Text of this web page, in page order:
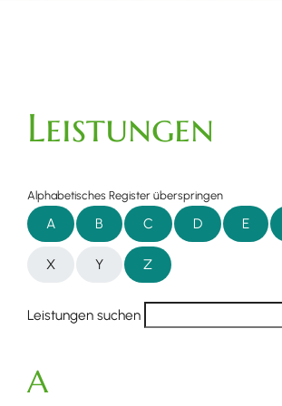
Leistungen
Alphabetisches Register überspringen
A B C D E
X Y Z
Leistungen suchen
A